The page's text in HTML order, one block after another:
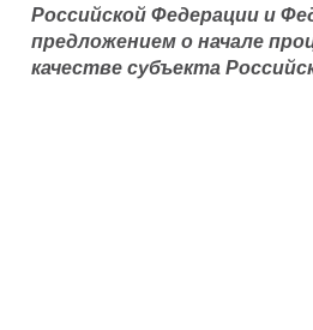
Российской Федерации и
предложением о начале
качестве субъекта